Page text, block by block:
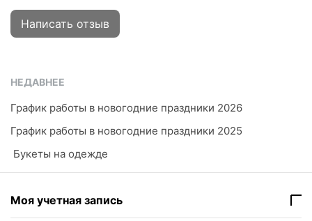
Написать отзыв
НЕДАВНЕЕ
График работы в новогодние праздники 2026
График работы в новогодние праздники 2025
​ Букеты на одежде
Моя учетная запись